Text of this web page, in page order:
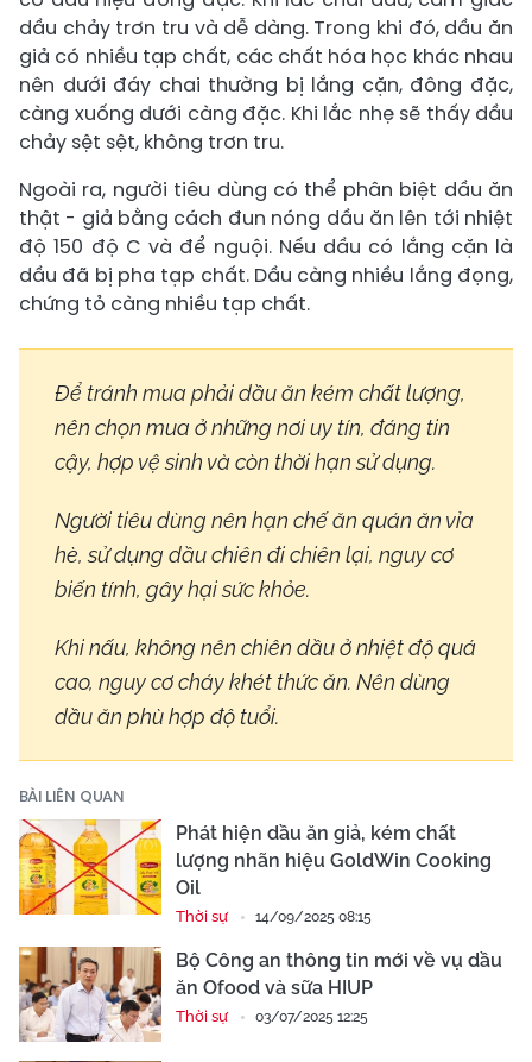
dầu chảy trơn tru và dễ dàng. Trong khi đó, dầu ăn
giả có nhiều tạp chất, các chất hóa học khác nhau
nên dưới đáy chai thường bị lắng cặn, đông đặc,
càng xuống dưới càng đặc. Khi lắc nhẹ sẽ thấy dầu
chảy sệt sệt, không trơn tru.
Ngoài ra, người tiêu dùng có thể phân biệt dầu ăn
thật - giả bằng cách đun nóng dầu ăn lên tới nhiệt
độ 150 độ C và để nguội. Nếu dầu có lắng cặn là
dầu đã bị pha tạp chất. Dầu càng nhiều lắng đọng,
chứng tỏ càng nhiều tạp chất.
Để tránh mua phải dầu ăn kém chất lượng,
nên chọn mua ở những nơi uy tín, đáng tin
cậy, hợp vệ sinh và còn thời hạn sử dụng.
Người tiêu dùng nên hạn chế ăn quán ăn vỉa
hè, sử dụng dầu chiên đi chiên lại, nguy cơ
biến tính, gây hại sức khỏe.
Khi nấu, không nên chiên dầu ở nhiệt độ quá
cao, nguy cơ cháy khét thức ăn. Nên dùng
dầu ăn phù hợp độ tuổi.
BÀI LIÊN QUAN
Phát hiện dầu ăn giả, kém chất
lượng nhãn hiệu GoldWin Cooking
Oil
Thời sự 14/09/2025 08:15
Bộ Công an thông tin mới về vụ dầu
ăn Ofood và sữa HIUP
Thời sự 03/07/2025 12:25